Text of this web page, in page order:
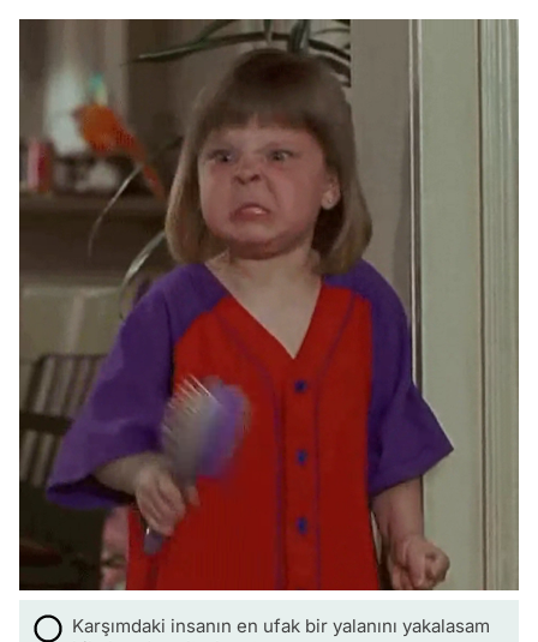
Karşımdaki insanın en ufak bir yalanını yakalasam